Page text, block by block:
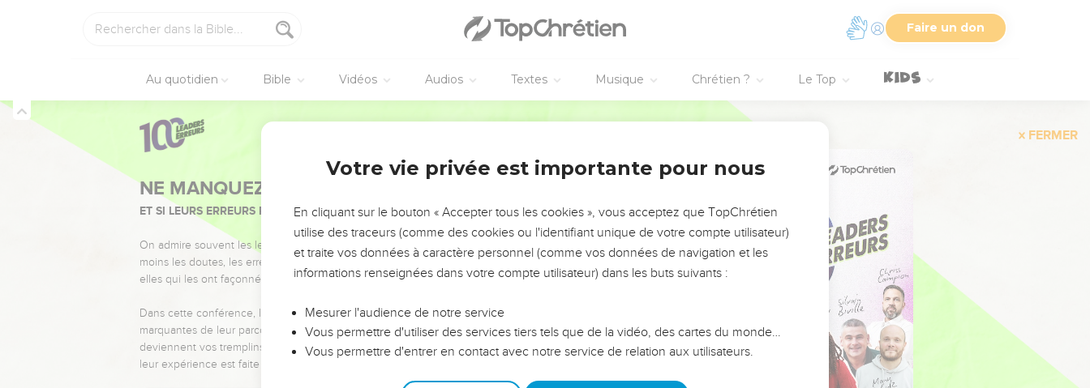
Faire un don
Au quotidien Bible Vidéos Audios Textes Musique Chrétien ? Le Top
FERMER
NE MANQUEZ PAS L’ÉVÉNEMENT DE L’ANNÉE !
ET SI LEURS ERREURS POUVAIENT VOUS ÉVITER LES VOTRES ?
On admire souvent les leaders pour leurs réussites, leur impact, leur foi ou leur vision. Mais on voit
moins les doutes, les erreurs et les saisons difficiles qu'ils ont traversés, alors même que ce sont
elles qui les ont façonnés.
Dans cette conférence, leaders, entrepreneurs, et responsables reviennent sur les erreurs
marquantes de leur parcours et les clés pour avancer avec plus de sagesse afin que leurs erreurs
deviennent vos tremplins. Que vous guidiez un ministère, une équipe, un groupe ou une famille,
leur expérience est faite pour vous.
Votre vie privée est importante pour nous
En cliquant sur le bouton « Accepter tous les cookies », vous acceptez que TopChrétien
utilise des traceurs (comme des cookies ou l'identifiant unique de votre compte utilisateur)
et traite vos données à caractère personnel (comme vos données de navigation et les
informations renseignées dans votre compte utilisateur) dans les buts suivants :
Mesurer l'audience de notre service
Vous permettre d'utiliser des services tiers tels que de la vidéo, des cartes du monde…
Vous permettre d'entrer en contact avec notre service de relation aux utilisateurs.